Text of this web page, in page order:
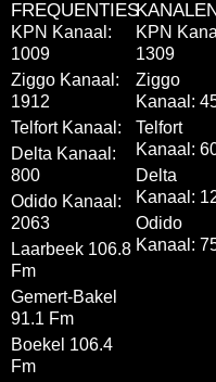
FREQUENTIES
KPN Kanaal:
1009
Ziggo Kanaal:
1912
Telfort Kanaal:
Delta Kanaal:
800
Odido Kanaal:
2063
Laarbeek 106.8
Fm
Gemert-Bakel
91.1 Fm
Boekel 106.4
Fm
KANALEN
KPN
1309
Ziggo
Kanaal:
Telfort
Kanaal:
Delta
Kanaal:
Odido
Kanaal: